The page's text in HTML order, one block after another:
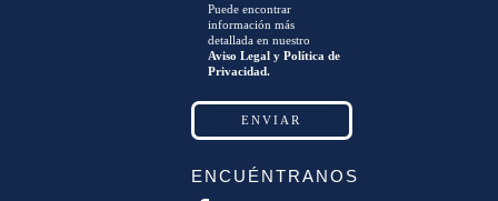
Puede encontrar
información más
detallada en nuestro
Aviso Legal y Política de
Privacidad.
ENCUÉNTRANOS